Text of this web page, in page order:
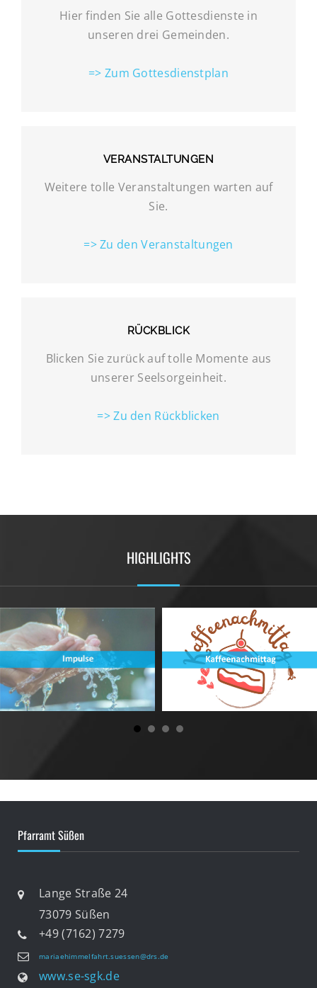
Hier finden Sie alle Gottesdienste in
unseren drei Gemeinden.
=> Zum Gottesdienstplan
VERANSTALTUNGEN
Weitere tolle Veranstaltungen warten auf
Sie.
=> Zu den Veranstaltungen
RÜCKBLICK
Blicken Sie zurück auf tolle Momente aus
unserer Seelsorgeinheit.
=> Zu den Rückblicken
HIGHLIGHTS
Pfarramt Süßen
Lange Straße 24
73079 Süßen
+49 (7162) 7279
mariaehimmelfahrt.suessen@drs.de
www.se-sgk.de